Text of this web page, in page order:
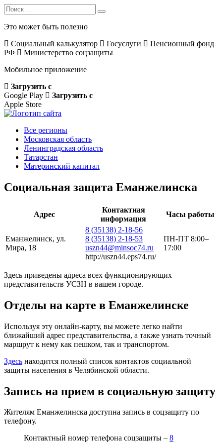
Search
for:
Search
Это может быть полезно
Социальный калькулятор
Госуслуги
Пенсионный фонд
РФ
Министерство соцзащиты
Мобильное приложение
Загрузить с
Google Play
Загрузить с
Apple Store
Все регионы
Московская область
Ленинградская область
Татарстан
Материнский капитал
Социальная защита Еманжелинска
Адрес
Контактная
информация
Часы работы
Еманжелинск, ул.
Мира, 18
8 (35138) 2-18-56
8 (35138) 2-18-53
uszn44@minsoc74.ru
http://uszn44.eps74.ru/
ПН-ПТ 8:00–
17:00
Здесь приведены адреса всех функционирующих
представительств УСЗН в вашем городе.
Отделы на карте в Еманжелинске
Используя эту онлайн-карту, вы можете легко найти
ближайший адрес представительства, а также узнать точный
маршрут к нему как пешком, так и транспортом.
Здесь находится полный список контактов социальной
защиты населения в Челябинской области.
Запись на прием в социальную защиту
Жителям Еманжелинска доступна запись в соцзащиту по
телефону.
Контактный номер телефона соцзащиты – 8